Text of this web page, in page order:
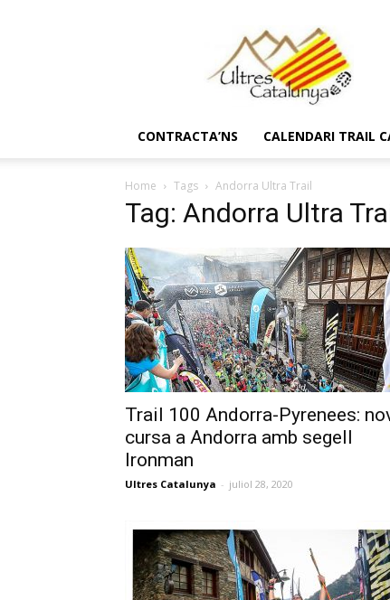
CONTRACTA’NS CALENDARI TRAIL
Home Tags Andorra Ultra Trail
Tag: Andorra Ultra
Trail 100 Andorra-Pyrenees:
cursa a Andorra amb segell
Ironman
Ultres Catalunya - juliol 28, 2020